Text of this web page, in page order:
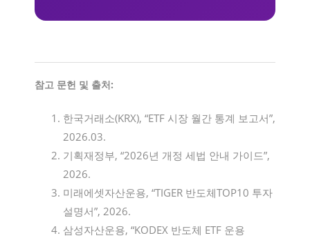
참고 문헌 및 출처:
한국거래소(KRX), “ETF 시장 월간 통계 보고서”,
2026.03.
기획재정부, “2026년 개정 세법 안내 가이드”,
2026.
미래에셋자산운용, “TIGER 반도체TOP10 투자
설명서”, 2026.
삼성자산운용, “KODEX 반도체 ETF 운용